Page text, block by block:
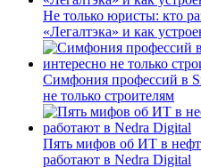
Не только юристы: кто
«Легалтэка» и как
Симфония профессий в
не только строителям
Пять мифов об ИТ в
работают в Nedra Digital